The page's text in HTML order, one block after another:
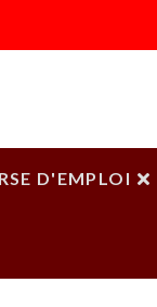
D'EMPLOI